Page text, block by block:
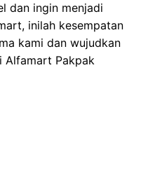
dan ingin menjadi
inilah kesempatan
kami dan wujudkan
Alfamart Pakpak